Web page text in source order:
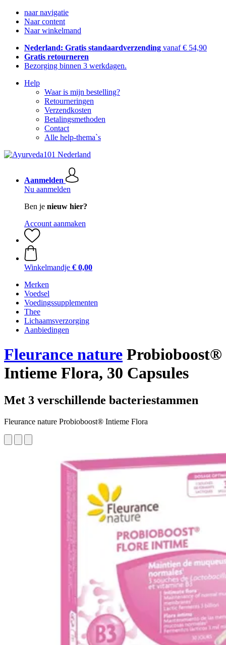
naar navigatie
Naar content
Naar winkelmand
Nederland: Gratis standaardverzending vanaf € 54,90
Gratis retourneren
Bezorging binnen 3 werkdagen.
Help
Waar is mijn bestelling?
Retourneringen
Verzendkosten
Betalingsmethoden
Contact
Alle help-thema`s
Aanmelden
Nu aanmelden
Ben je nieuw hier?
Account aanmaken
Winkelmandje € 0,00
Merken
Voedsel
Voedingssupplementen
Thee
Lichaamsverzorging
Aanbiedingen
Fleurance nature Probioboost®
Intieme Flora, 30 Capsules
Met 3 verschillende bacteriestammen
Fleurance nature Probioboost® Intieme Flora